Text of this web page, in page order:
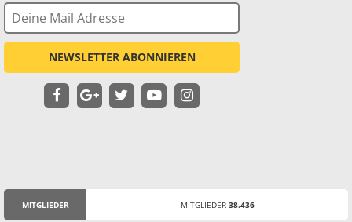
NEWSLETTER ABONNIEREN
MITGLIEDER MITGLIEDER 38.436